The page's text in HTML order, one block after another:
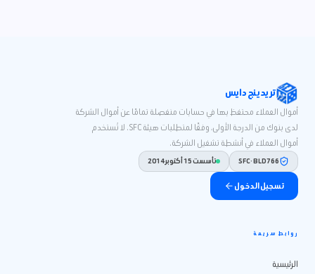
تريدينج دايس
أموال العملاء محتفظ بها في حسابات منفصلة تمامًا عن أموال الشركة
لدى بنوك من الدرجة الأولى، وفقًا لمتطلبات هيئة SFC. لا تُستخدم
أموال العملاء في أنشطة تشغيل الشركة.
SFC · BLD766 تأسست 15 أكتوبر 2014
تسجيل الدخول
روابط سريعة
الرئيسية